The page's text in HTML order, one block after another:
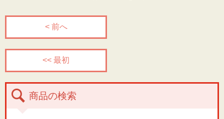
< 前へ
<< 最初
商品の検索